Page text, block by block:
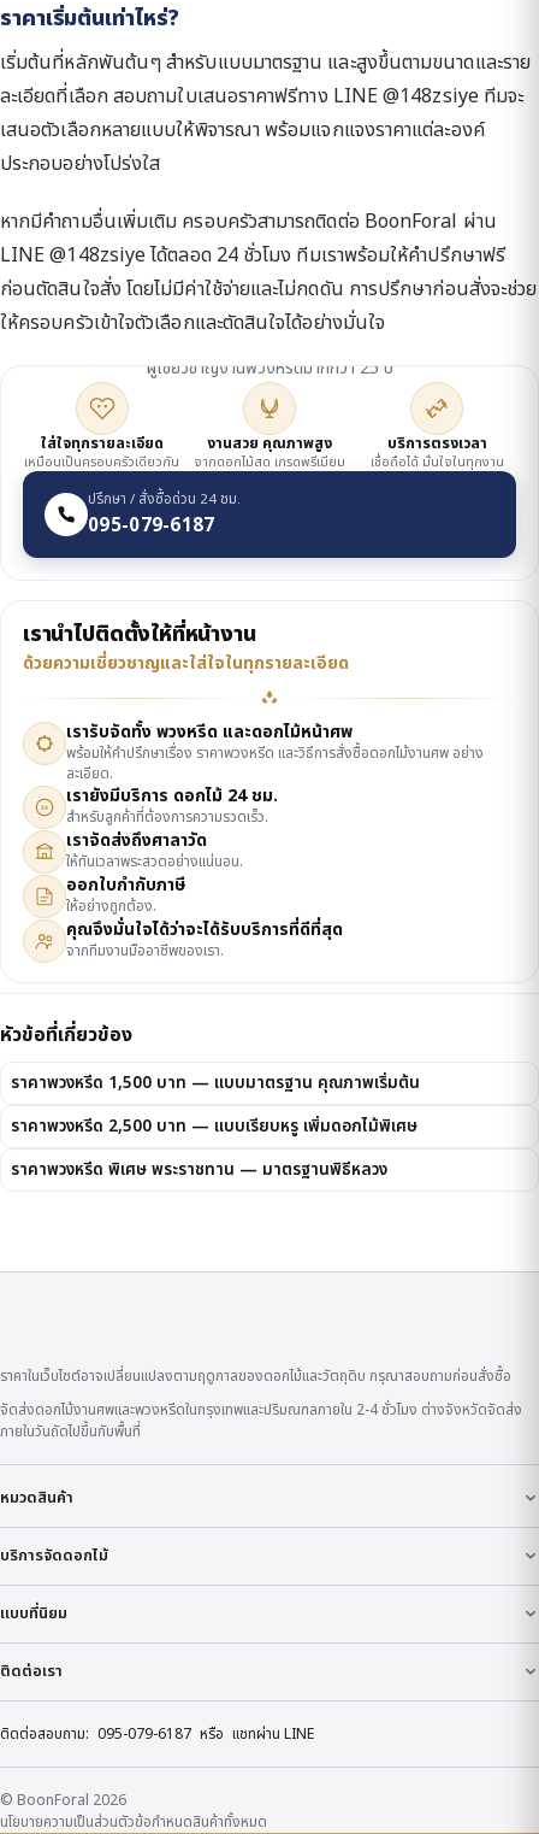
ราคาเริ่มต้นเท่าไหร่?
เริ่มต้นที่หลักพันต้นๆ สำหรับแบบมาตรฐาน และสูงขึ้นตามขนาดและราย
ละเอียดที่เลือก สอบถามใบเสนอราคาฟรีทาง LINE @148zsiye ทีมจะ
เสนอตัวเลือกหลายแบบให้พิจารณา พร้อมแจกแจงราคาแต่ละองค์
ประกอบอย่างโปร่งใส
หากมีคำถามอื่นเพิ่มเติม ครอบครัวสามารถติดต่อ BoonForal ผ่าน
LINE @148zsiye ได้ตลอด 24 ชั่วโมง ทีมเราพร้อมให้คำปรึกษาฟรี
ก่อนตัดสินใจสั่ง โดยไม่มีค่าใช้จ่ายและไม่กดดัน การปรึกษาก่อนสั่งจะช่วย
ให้ครอบครัวเข้าใจตัวเลือกและตัดสินใจได้อย่างมั่นใจ
ดูแลโดยเจ้าของร้าน
ผู้เชี่ยวชาญงานพวงหรีดมากกว่า 25 ปี
ใส่ใจทุกรายละเอียด
เหมือนเป็นครอบครัวเดียวกัน
งานสวย คุณภาพสูง
จากดอกไม้สด เกรดพรีเมียม
บริการตรงเวลา
เชื่อถือได้ มั่นใจในทุกงาน
ปรึกษา / สั่งซื้อด่วน 24 ชม.
095-079-6187
เรานำไปติดตั้งให้ที่หน้างาน
ด้วยความเชี่ยวชาญและใส่ใจในทุกรายละเอียด
เรารับจัดทั้ง พวงหรีด และดอกไม้หน้าศพ
พร้อมให้คำปรึกษาเรื่อง ราคาพวงหรีด และวิธีการสั่งซื้อดอกไม้งานศพ อย่าง
ละเอียด.
24 เรายังมีบริการ ดอกไม้ 24 ชม.
สำหรับลูกค้าที่ต้องการความรวดเร็ว.
เราจัดส่งถึงศาลาวัด
ให้ทันเวลาพระสวดอย่างแน่นอน.
ออกใบกำกับภาษี
ให้อย่างถูกต้อง.
คุณจึงมั่นใจได้ว่าจะได้รับบริการที่ดีที่สุด
จากทีมงานมืออาชีพของเรา.
หัวข้อที่เกี่ยวข้อง
ราคาพวงหรีด 1,500 บาท — แบบมาตรฐาน คุณภาพเริ่มต้น
ราคาพวงหรีด 2,500 บาท — แบบเรียบหรู เพิ่มดอกไม้พิเศษ
ราคาพวงหรีด พิเศษ พระราชทาน — มาตรฐานพิธีหลวง
ราคาในเว็บไซต์อาจเปลี่ยนแปลงตามฤดูกาลของดอกไม้และวัตถุดิบ กรุณาสอบถามก่อนสั่งซื้อ
จัดส่งดอกไม้งานศพและพวงหรีดในกรุงเทพและปริมณฑลภายใน 2-4 ชั่วโมง ต่างจังหวัดจัดส่ง
ภายในวันถัดไปขึ้นกับพื้นที่
หมวดสินค้า
บริการจัดดอกไม้
แบบที่นิยม
ติดต่อเรา
ติดต่อสอบถาม: 095-079-6187 หรือ แชทผ่าน LINE
© BoonForal 2026
นโยบายความเป็นส่วนตัวข้อกำหนดสินค้าทั้งหมด